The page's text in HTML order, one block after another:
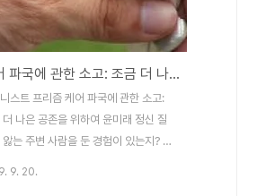
중요성을 보여주고 있다. 이 새로운 물
표현 중 하나는 ‘99%를 위한 페미니
대한 대중적 선언이다(Verso Books,
그것은 페미니즘이 계급투쟁의 대안
마주 서 있는 것이 아니라 자본주의와
형태의 억압으로부터 자유로운 세계를
움에서 결정적..
케어 파국에 관한 소고: 조금 더 나은 공존을 위하여
스트 프리즘 케어 파국에 관한 소고:
더 나은 공존을 위하여 윤미래 정신 질
앓는 주변 사람을 둔 경험이 있는지? 정
9. 20.